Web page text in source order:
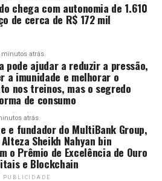
chega com autonomia de 1.610
de cerca de R$ 172 mil
minutos atrás
pode ajudar a reduzir a pressão,
a imunidade e melhorar o
nos treinos, mas o segredo
de consumo
atrás
e fundador do MultiBank Group,
Sheikh Nahyan bin
o Prêmio de Excelência de Ouro
e Blockchain
PUBLICIDADE